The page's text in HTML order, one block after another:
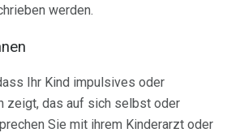
werden.
Ihr Kind impulsives oder
zeigt, das auf sich selbst oder
Sie mit ihrem Kinderarzt oder